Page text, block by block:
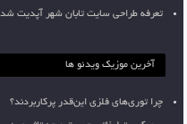
تعرفه طراحی سایت تابان شهر آپدیت شد
آخرین موزیک ویدئو ها
چرا توری‌های فلزی این‌قدر پرکاربردند؟